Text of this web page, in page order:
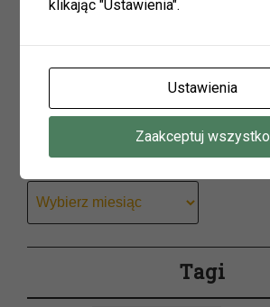
Archiwum
Tagi
klikając "Ustawienia".
Ustawienia
Zaakceptuj wszystko